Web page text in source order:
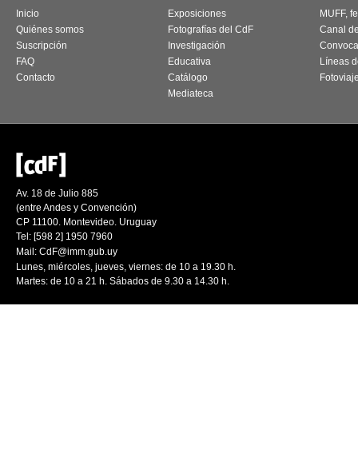
Inicio
Quiénes somos
Suscripción
FAQ
Contacto
Exposiciones
Fotografías del CdF
Investigación
Educativa
Catálogo
Mediateca
MUFF,
Canal
Líneas
Av. 18 de Julio 885
(entre Andes y Convención)
CP 11100. Montevideo. Uruguay
Tel: [598 2] 1950 7960
Mail: CdF@imm.gub.uy
Lunes, miércoles, jueves, viernes: de 10 a 19.30 h.
Martes: de 10 a 21 h. Sábados de 9.30 a 14.30 h.